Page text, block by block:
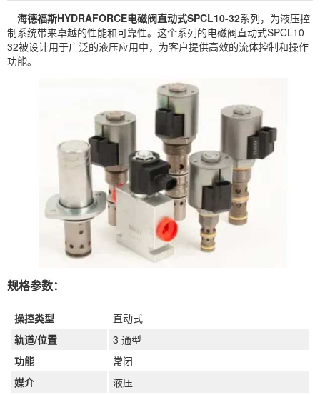
海德福斯HYDRAFORCE电磁阀直动式SPCL10-32系列，为液压控
制系统带来卓越的性能和可靠性。这个系列的电磁阀直动式SPCL10-
32被设计用于广泛的液压应用中，为客户提供高效的流体控制和操作
功能。
规格参数：
操控类型
直动式
轨道/位置
3 通型
功能
常闭
媒介
液压